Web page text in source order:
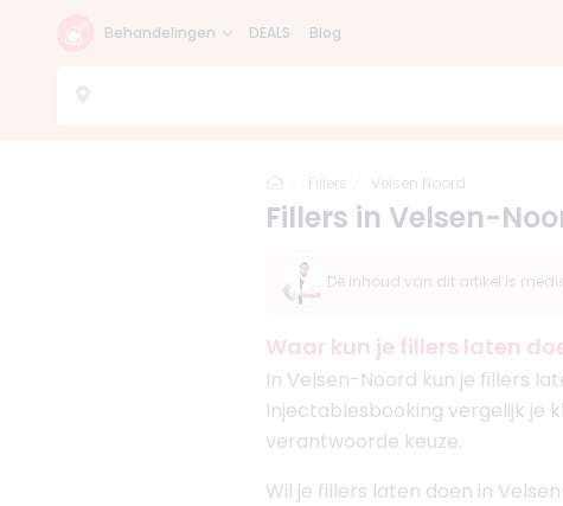
Behandelingen DEALS Blog
Home
Fillers Velsen Noord
Fillers in Velsen-
De inhoud van dit artikel is
Waar kun je fillers laten
In Velsen-Noord kun je fillers
Injectablesbooking vergelijk je
verantwoorde keuze.
Wil je fillers laten doen in